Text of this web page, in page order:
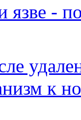
язве -
к